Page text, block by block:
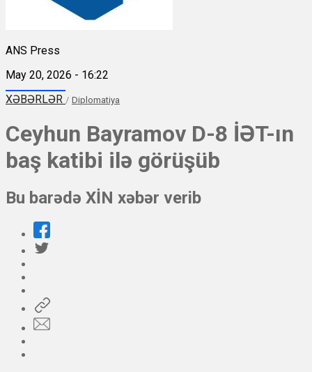
ANS Press
May 20, 2026 - 16:22
XƏBƏRLƏR / Diplomatiya
Ceyhun Bayramov D-8 İƏT-ın
baş katibi ilə görüşüb
Bu barədə XİN xəbər verib